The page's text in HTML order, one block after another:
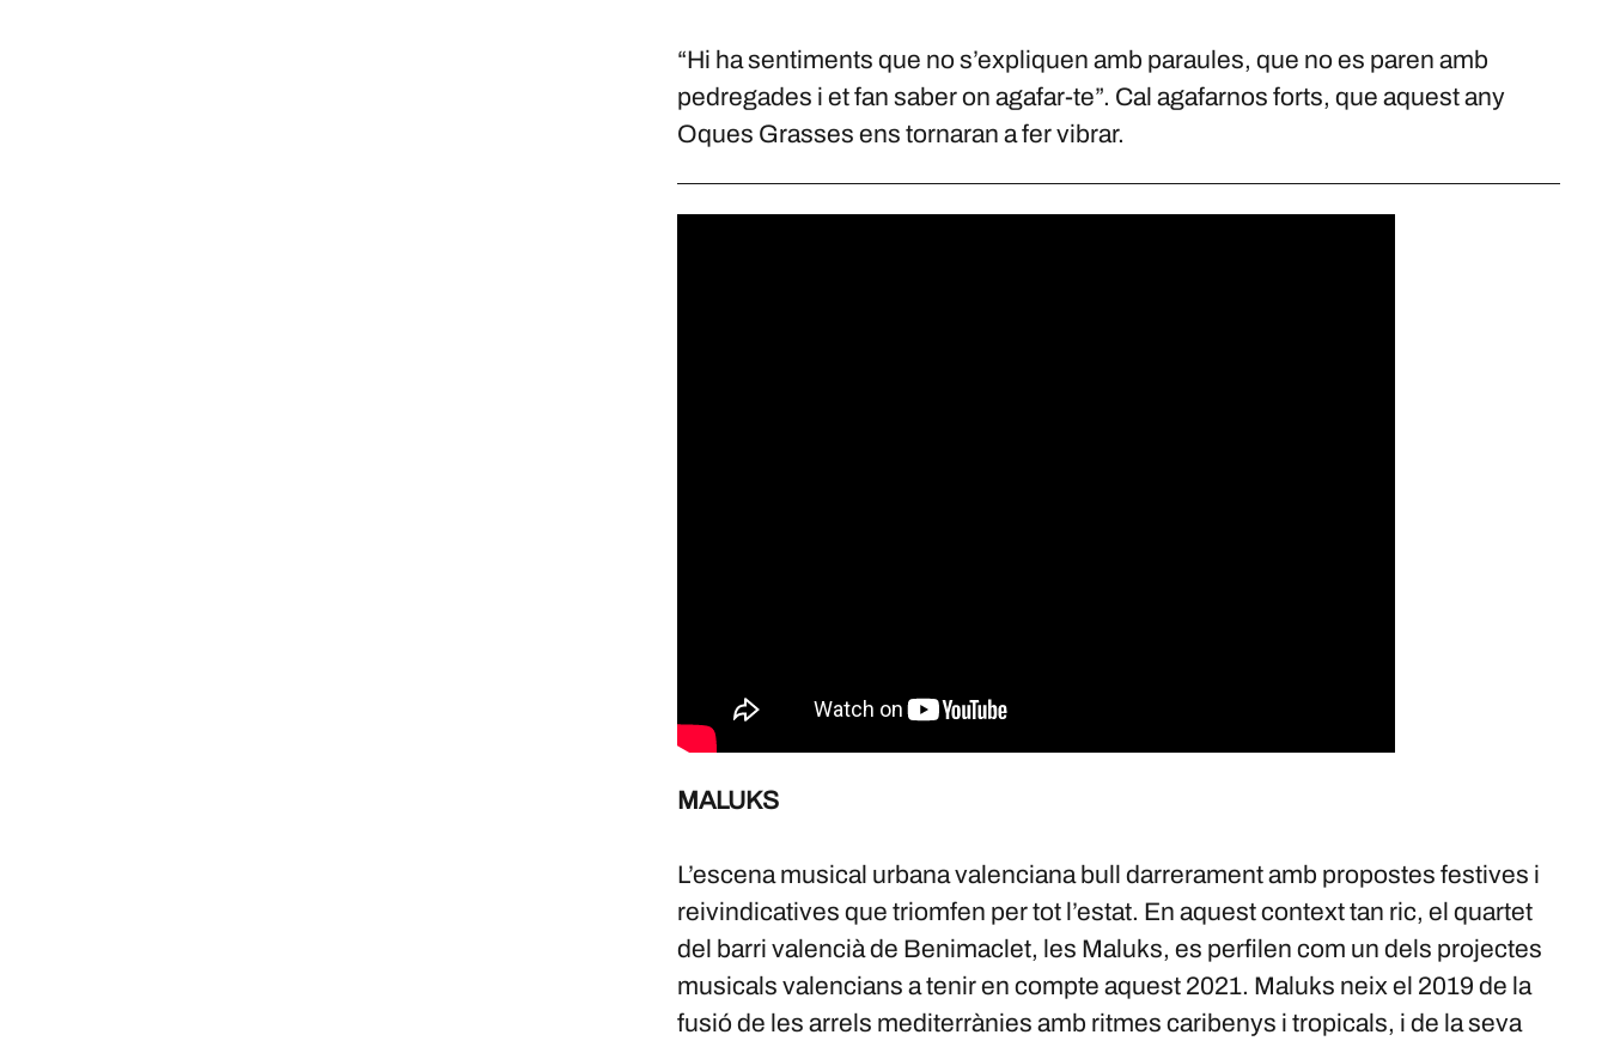
“Hi ha sentiments que no s’expliquen amb paraules, que no es paren amb
pedregades i et fan saber on agafar-te”. Cal agafarnos forts, que aquest any
Oques Grasses ens tornaran a fer vibrar.
MALUKS
L’escena musical urbana valenciana bull darrerament amb propostes festives i
reivindicatives que triomfen per tot l’estat. En aquest context tan ric, el quartet
del barri valencià de Benimaclet, les Maluks, es perfilen com un dels projectes
musicals valencians a tenir en compte aquest 2021. Maluks neix el 2019 de la
fusió de les arrels mediterrànies amb ritmes caribenys i tropicals, i de la seva